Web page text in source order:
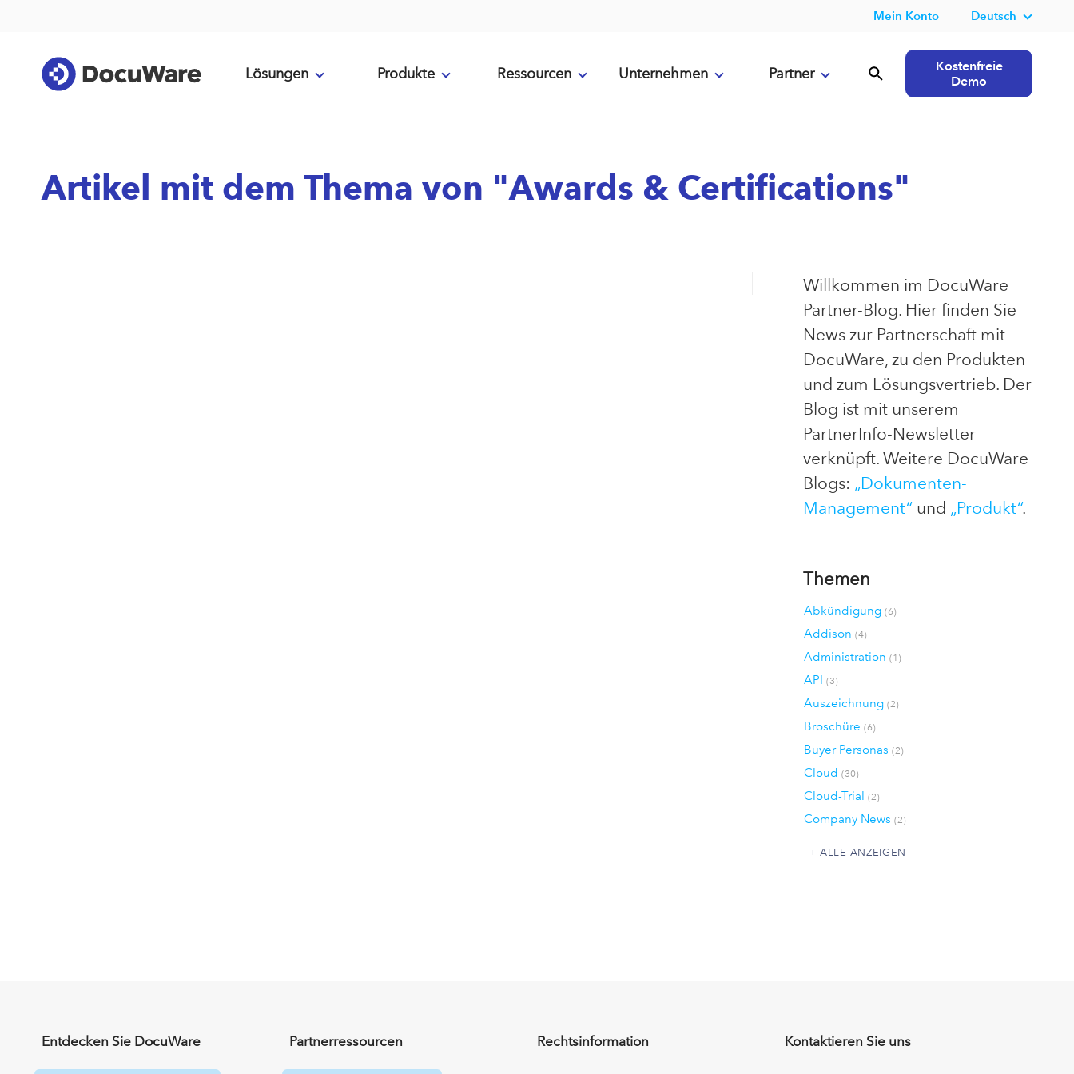
Mein Konto Deutsch
Lösungen Produkte Ressourcen Unternehmen Partner
Kostenfreie
Demo
Artikel mit dem Thema von "Awards & Certifications"
Willkommen im DocuWare
Partner-Blog. Hier finden Sie
News zur Partnerschaft mit
DocuWare, zu den Produkten
und zum Lösungsvertrieb. Der
Blog ist mit unserem
PartnerInfo-Newsletter
verknüpft. Weitere DocuWare
Blogs: „Dokumenten-
Management“und „Produkt“.
Themen
Abkündigung(6)
Addison(4)
Administration(1)
API(3)
Auszeichnung(2)
Broschüre(6)
Buyer Personas(2)
Cloud(30)
Cloud-Trial(2)
Company News(2)
ALLE ANZEIGEN
Entdecken Sie DocuWare Partnerressourcen Rechtsinformation Kontaktieren Sie uns